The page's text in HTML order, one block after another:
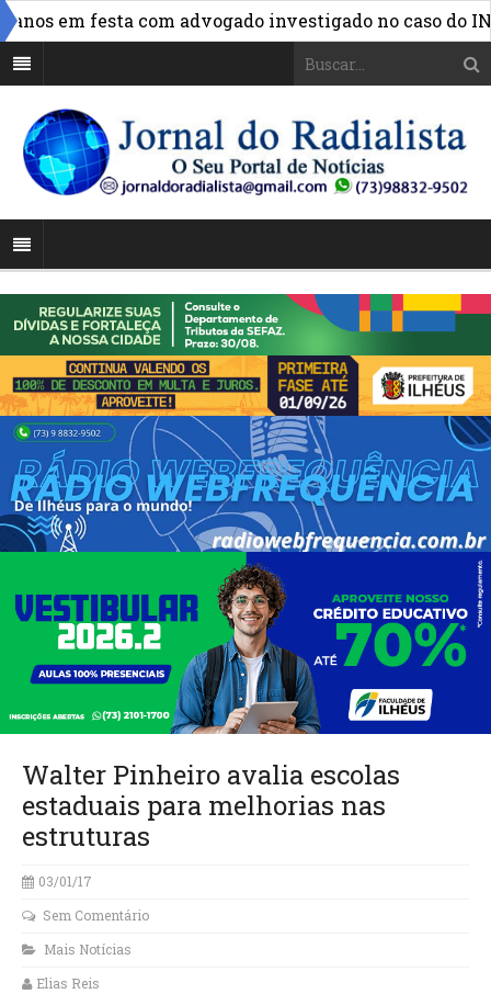
festa com advogado investigado no caso do INSS »
Walter Pinheiro avalia escolas
estaduais para melhorias nas
estruturas
03/01/17
Sem Comentário
Mais Notícias
Elias Reis